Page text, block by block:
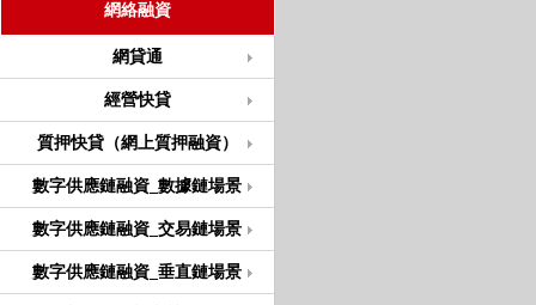
網絡融資
網貸通
經營快貸
質押快貸（網上質押融資）
數字供應鏈融資_數據鏈場景
數字供應鏈融資_交易鏈場景
數字供應鏈融資_垂直鏈場景